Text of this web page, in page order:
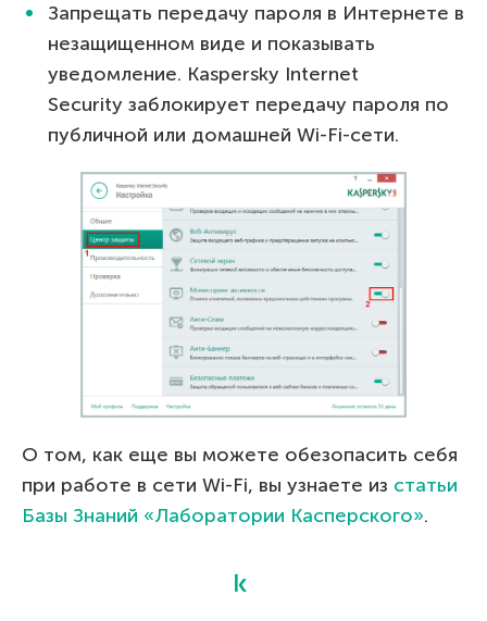
Запрещать передачу пароля в Интернете в
незащищенном виде и показывать
уведомление. Kaspersky Internet
Security заблокирует передачу пароля по
публичной или домашней Wi-Fi-сети.
О том, как еще вы можете обезопасить себя
при работе в сети Wi-Fi, вы узнаете из статьи
Базы Знаний «Лаборатории Касперского».